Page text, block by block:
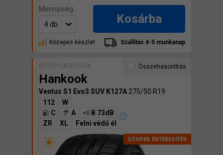
Mennyiség:
Kosárba
Közepes készlet Szállítás 4-5 munkanap
KÖZÉP KATEGÓRIA
Hankook
Ventus S1 Evo3 SUV K127A 275/50 R19
112
W
C
A
B 73dB
ZR
XL Felni védő él
Összehasonlítás